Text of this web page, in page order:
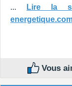
...
Lire la
Vous